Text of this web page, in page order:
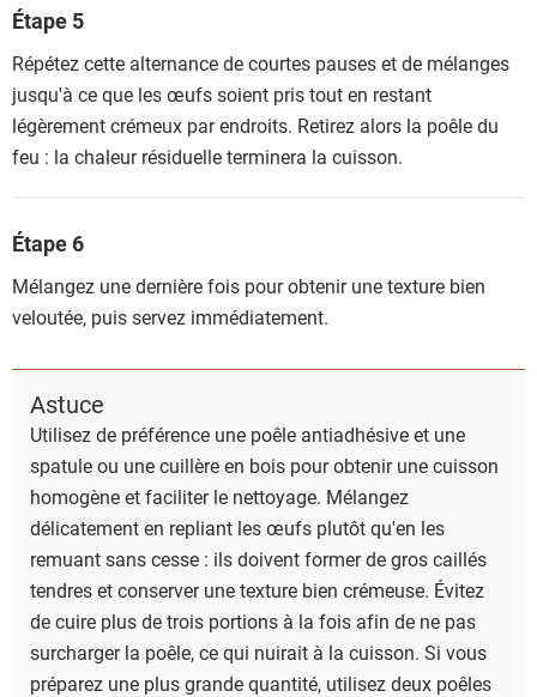
Étape 5
Répétez cette alternance de courtes pauses et de mélanges
jusqu'à ce que les œufs soient pris tout en restant
légèrement crémeux par endroits. Retirez alors la poêle du
feu : la chaleur résiduelle terminera la cuisson.
Étape 6
Mélangez une dernière fois pour obtenir une texture bien
veloutée, puis servez immédiatement.
Astuce
Utilisez de préférence une poêle antiadhésive et une
spatule ou une cuillère en bois pour obtenir une cuisson
homogène et faciliter le nettoyage. Mélangez
délicatement en repliant les œufs plutôt qu'en les
remuant sans cesse : ils doivent former de gros caillés
tendres et conserver une texture bien crémeuse. Évitez
de cuire plus de trois portions à la fois afin de ne pas
surcharger la poêle, ce qui nuirait à la cuisson. Si vous
préparez une plus grande quantité, utilisez deux poêles